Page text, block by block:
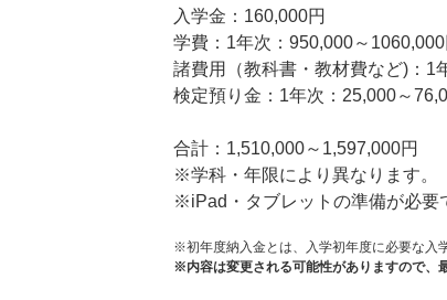
入学金：160,000円
学費：1年次：950,000～1060,000
諸費用（教科書・教材費など)：1
検定預り金：1年次：25,000～
合計：1,510,000～1,597,000円
※学科・年限により異なります。
※iPad・タブレットの準備が必要
※初年度納入金とは、入学初年度に必要な入
※内容は変更される可能性がありますので、